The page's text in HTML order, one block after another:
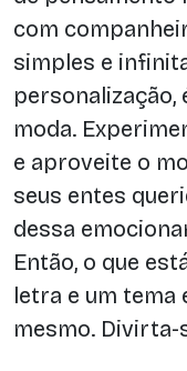
com
simples e
personalização,
moda.
e aproveite o
seus entes
dessa
Então, o que
letra e um tema
mesmo. Divirta-